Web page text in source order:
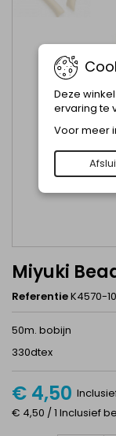
Miyuki
ReferentieK4570-10
50m. bobijn
330dtex
€ 4,50
€ 4,50 / 1 Inclusief
Deze
ervaring te
Voor meer